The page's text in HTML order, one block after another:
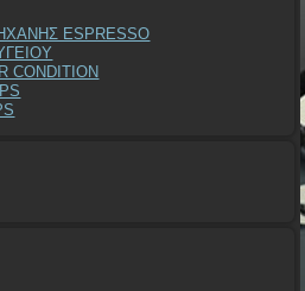
ESPRESSO
CONDITION